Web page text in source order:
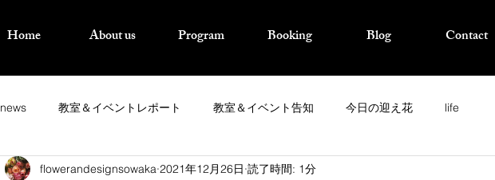
Home About us Program Booking Blog Contact
news 教室＆イベントレポート 教室＆イベント告知 今日の迎え花 life
flowerandesignsowaka 2021年12月26日 読了時間: 1分